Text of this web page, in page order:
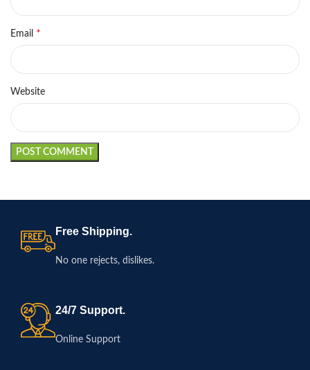
Email *
Website
Free Shipping.
No one rejects, dislikes.
24/7 Support.
Online Support